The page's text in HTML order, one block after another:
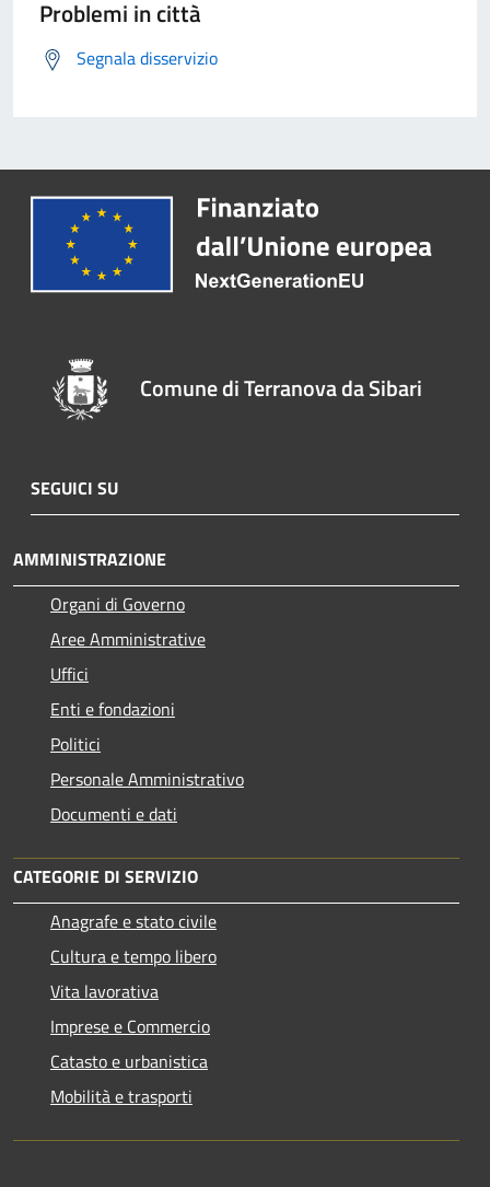
Problemi in città
Segnala disservizio
Comune di Terranova da Sibari
SEGUICI SU
AMMINISTRAZIONE
Organi di Governo
Aree Amministrative
Uffici
Enti e fondazioni
Politici
Personale Amministrativo
Documenti e dati
CATEGORIE DI SERVIZIO
Anagrafe e stato civile
Cultura e tempo libero
Vita lavorativa
Imprese e Commercio
Catasto e urbanistica
Mobilità e trasporti